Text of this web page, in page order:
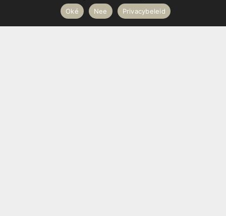
Oké
Nee Privacybeleid